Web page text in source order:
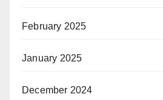
February 2025
January 2025
December 2024